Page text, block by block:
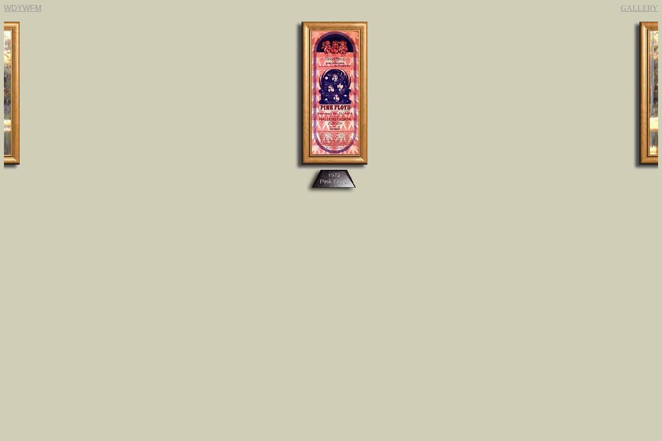
WDYWFM GALLERY